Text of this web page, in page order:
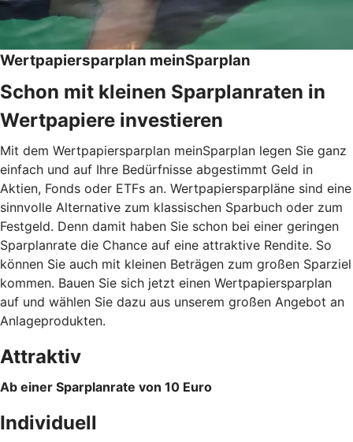
Wertpapiersparplan meinSparplan
Schon mit kleinen Sparplanraten in
Wertpapiere investieren
Mit dem Wertpapiersparplan meinSparplan legen Sie ganz
einfach und auf Ihre Bedürfnisse abgestimmt Geld in
Aktien, Fonds oder ETFs an. Wertpapiersparpläne sind eine
sinnvolle Alternative zum klassischen Sparbuch oder zum
Festgeld. Denn damit haben Sie schon bei einer geringen
Sparplanrate die Chance auf eine attraktive Rendite. So
können Sie auch mit kleinen Beträgen zum großen Sparziel
kommen. Bauen Sie sich jetzt einen Wertpapiersparplan
auf und wählen Sie dazu aus unserem großen Angebot an
Anlageprodukten.
Attraktiv
Ab einer Sparplanrate von 10 Euro
Individuell